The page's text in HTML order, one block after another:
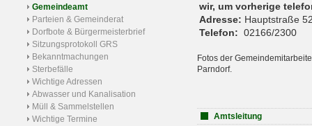
Gemeindeamt
Parteien & Gemeinderat
Dorfbote & Bürgermeisterbrief
Sitzungsprotokoll GRS
Bekanntmachungen
Sterbefälle
Wichtige Adressen
Abwasser und Kanalisation
Müll & Sammelstellen
Wichtige Termine
wir, um vorherige
Adresse: Hauptstraße
Telefon: 02166/2300
Fotos der
Parndorf.
Amtsleitung